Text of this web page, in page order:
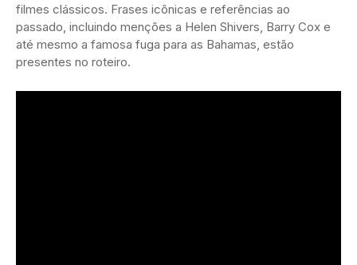
filmes clássicos. Frases icônicas e referências ao
passado, incluindo menções a Helen Shivers, Barry Cox e
até mesmo a famosa fuga para as Bahamas, estão
presentes no roteiro.